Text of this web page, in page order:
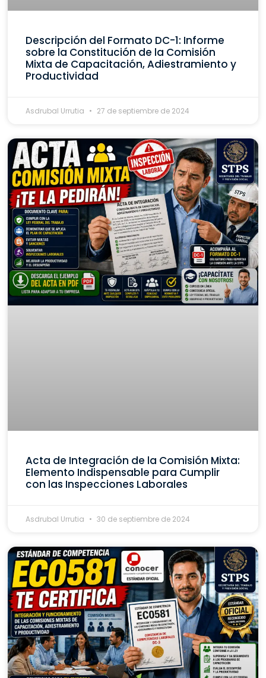
Descripción del Formato DC-1: Informe
sobre la Constitución de la Comisión
Mixta de Capacitación, Adiestramiento y
Productividad
Asdrubal Urrutia 27 de septiembre de 2024
Acta de Integración de la Comisión Mixta:
Elemento Indispensable para Cumplir
con las Inspecciones Laborales
Asdrubal Urrutia 30 de septiembre de 2024